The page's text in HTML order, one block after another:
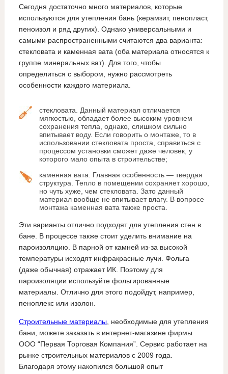
Сегодня достаточно много материалов, которые
используются для утепления бань (керамзит, пенопласт,
пеноизол и ряд других). Однако универсальными и
самыми распространенными считаются два варианта:
стекловата и каменная вата (оба материала относятся к
группе минеральных ват). Для того, чтобы
определиться с выбором, нужно рассмотреть
особенности каждого материала.
стекловата. Данный материал отличается
мягкостью, обладает более высоким уровнем
сохранения тепла, однако, слишком сильно
впитывает воду. Если говорить о монтаже, то в
использовании стекловата проста, справиться с
процессом установки сможет даже человек, у
которого мало опыта в строительстве;
каменная вата. Главная особенность — твердая
структура. Тепло в помещении сохраняет хорошо,
но чуть хуже, чем стекловата. Зато данный
материал вообще не впитывает влагу. В вопросе
монтажа каменная вата также проста.
Эти варианты отлично подходят для утепления стен в
бане. В процессе также стоит уделить внимание на
пароизоляцию. В парной от камней из-за высокой
температуры исходят инфракрасные лучи. Фольга
(даже обычная) отражает ИК. Поэтому для
пароизоляции используйте фольгированные
материалы. Отлично для этого подойдут, например,
пеноплекс или изолон.
Строительные материалы, необходимые для утепления
бани, можете заказать в интернет-магазине фирмы
ООО “Первая Торговая Компания”. Сервис работает на
рынке строительных материалов с 2009 года.
Благодаря этому накопился большой опыт